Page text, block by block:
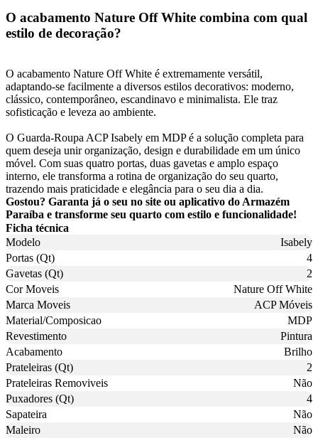
O acabamento Nature Off White combina com qual
estilo de decoração?
O acabamento Nature Off White é extremamente versátil,
adaptando-se facilmente a diversos estilos decorativos: moderno,
clássico, contemporâneo, escandinavo e minimalista. Ele traz
sofisticação e leveza ao ambiente.
O Guarda-Roupa ACP Isabely em MDP é a solução completa para
quem deseja unir organização, design e durabilidade em um único
móvel. Com suas quatro portas, duas gavetas e amplo espaço
interno, ele transforma a rotina de organização do seu quarto,
trazendo mais praticidade e elegância para o seu dia a dia.
Gostou? Garanta já o seu no site ou aplicativo do Armazém
Paraíba e transforme seu quarto com estilo e funcionalidade!
Ficha técnica
Modelo
Isabely
Portas (Qt)
4
Gavetas (Qt)
2
Cor Moveis
Nature Off White
Marca Moveis
ACP Móveis
Material/Composicao
MDP
Revestimento
Pintura
Acabamento
Brilho
Prateleiras (Qt)
2
Prateleiras Removiveis
Não
Puxadores (Qt)
4
Sapateira
Não
Maleiro
Não